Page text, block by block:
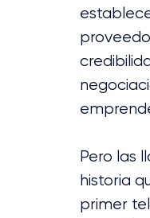
Pero las
historia
primer